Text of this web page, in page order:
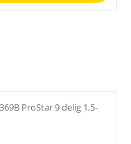
ProStar 9 delig 1,5-